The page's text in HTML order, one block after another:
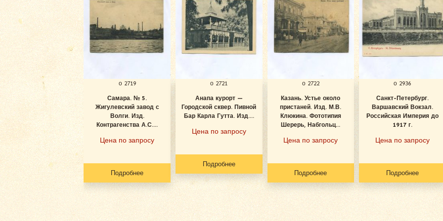
о 2719
Самара. № 5.
Жигулевский завод с
Волги. Изд.
Контрагенства А.С....
Цена по запросу
Подробнее
о 2721
Анапа курорт —
Городской сквер. Пивной
Бар Карла Гутта. Изд....
Цена по запросу
Подробнее
о 2722
Казань. Устье около
пристаней. Изд. М.В.
Клюкина. Фототипия
Шерерь, Набгольц...
Цена по запросу
Подробнее
о 2936
Санкт-Петербург.
Варшавский Вокзал.
Российская Империя до
1917 г.
Цена по запросу
Подробнее